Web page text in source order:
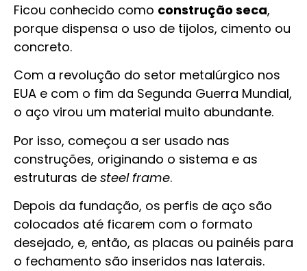
Ficou conhecido como construção seca,
porque dispensa o uso de tijolos, cimento ou
concreto.
Com a revolução do setor metalúrgico nos
EUA e com o fim da Segunda Guerra Mundial,
o aço virou um material muito abundante.
Por isso, começou a ser usado nas
construções, originando o sistema e as
estruturas de steel frame.
Depois da fundação, os perfis de aço são
colocados até ficarem com o formato
desejado, e, então, as placas ou painéis para
o fechamento são inseridos nas laterais.